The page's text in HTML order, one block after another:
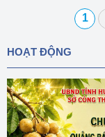
1
HOẠT ĐỘNG